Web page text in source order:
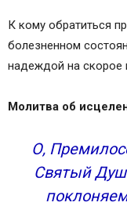
К кому обратиться
болезненном
надеждой на скорое
Молитва об
О,
Святый